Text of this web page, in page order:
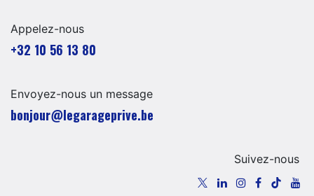
Appelez-nous
+32 10 56 13 80
Envoyez-nous un message
​​​​​​​​​​​bo​n​jour​@​lega​ra​geprive.​b​e​​​
Suivez-nous